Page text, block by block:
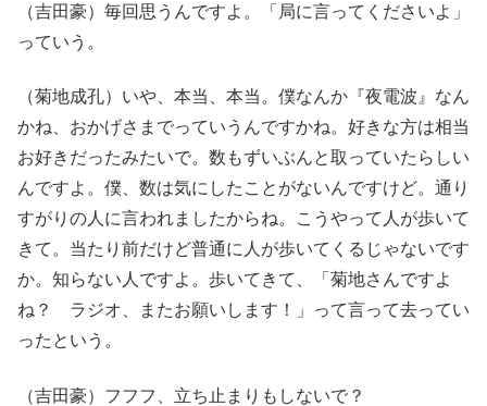
（吉田豪）毎回思うんですよ。「局に言ってくださいよ」
っていう。
（菊地成孔）いや、本当、本当。僕なんか『夜電波』なん
かね、おかげさまでっていうんですかね。好きな方は相当
お好きだったみたいで。数もずいぶんと取っていたらしい
んですよ。僕、数は気にしたことがないんですけど。通り
すがりの人に言われましたからね。こうやって人が歩いて
きて。当たり前だけど普通に人が歩いてくるじゃないです
か。知らない人ですよ。歩いてきて、「菊地さんですよ
ね？ ラジオ、またお願いします！」って言って去ってい
ったという。
（吉田豪）フフフ、立ち止まりもしないで？